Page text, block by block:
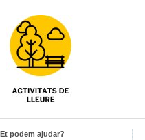
Et podem ajudar?